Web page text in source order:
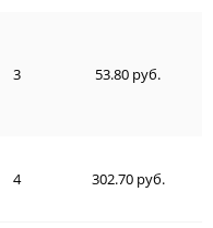
3 53.80 руб.
4 302.70 руб.